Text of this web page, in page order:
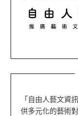
「自由人藝文資
供多元化的藝術